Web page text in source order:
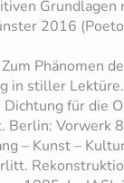
Grundlagen
2016
Phänomen
in stiller
Dichtung für die
Berlin: Vorwerk
– Kunst –